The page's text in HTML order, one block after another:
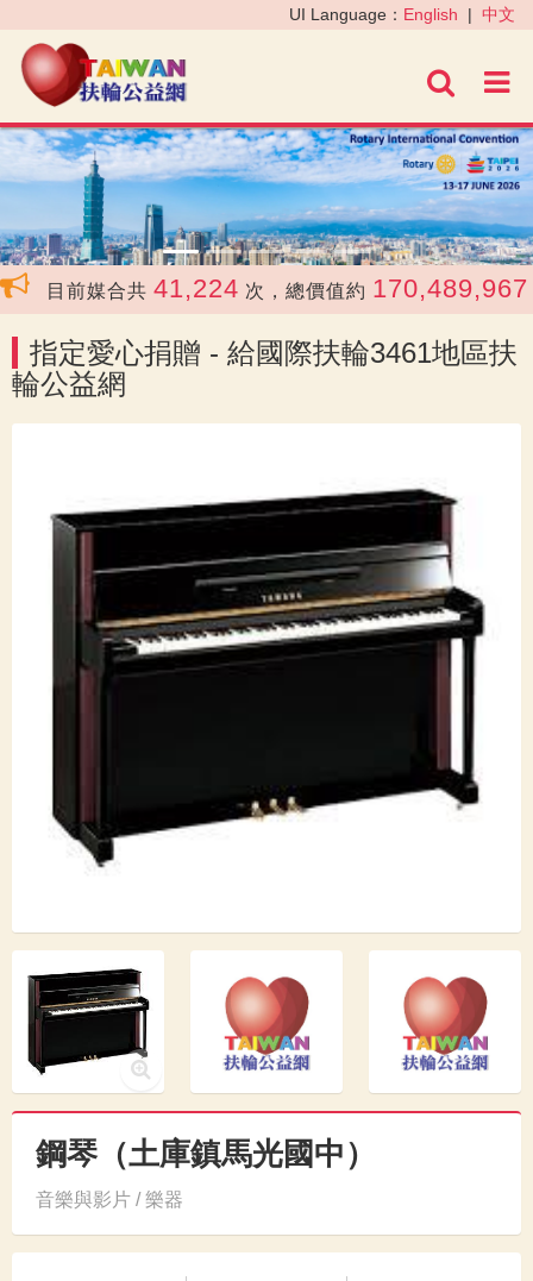
進階
UI Language： English | 中文
‹ ›
目前媒合共 41,224 次，總價值約 170,489,967 元
指定愛心捐贈 - 給國際扶輪3461地區扶
輪公益網
鋼琴（土庫鎮馬光國中）
音樂與影片 / 樂器